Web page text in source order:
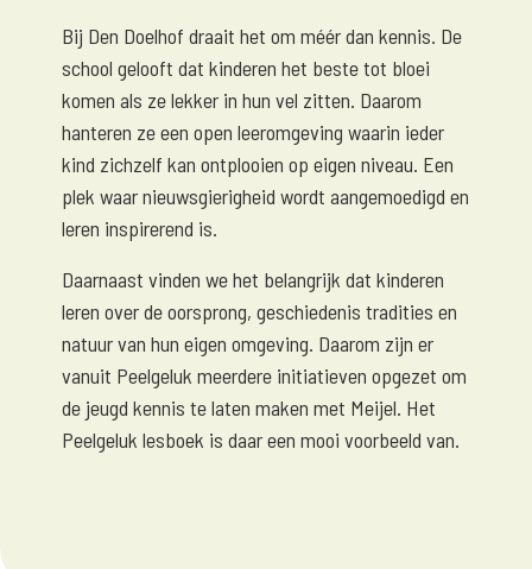
Bij Den Doelhof draait het om méér dan kennis. De
school gelooft dat kinderen het beste tot bloei
komen als ze lekker in hun vel zitten. Daarom
hanteren ze een open leeromgeving waarin ieder
kind zichzelf kan ontplooien op eigen niveau. Een
plek waar nieuwsgierigheid wordt aangemoedigd en
leren inspirerend is.
Daarnaast vinden we het belangrijk dat kinderen
leren over de oorsprong, geschiedenis tradities en
natuur van hun eigen omgeving. Daarom zijn er
vanuit Peelgeluk meerdere initiatieven opgezet om
de jeugd kennis te laten maken met Meijel. Het
Peelgeluk lesboek is daar een mooi voorbeeld van.